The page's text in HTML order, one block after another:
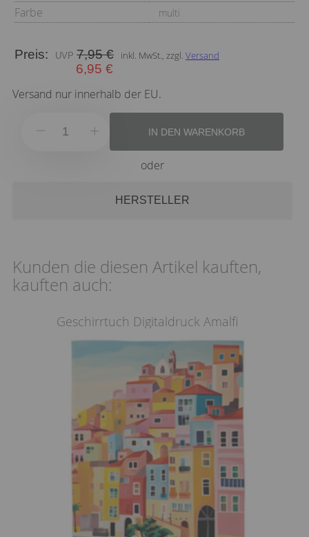
Farbe multi
Preis:
7,95 €
6,95 €
inkl. MwSt., zzgl. Versand
Versand nur innerhalb der EU.
IN DEN WARENKORB
oder
HERSTELLER
Kunden die diesen Artikel kauften,
kauften auch:
Geschirrtuch Digitaldruck Amalfi